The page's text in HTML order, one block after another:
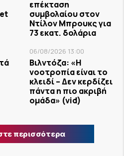
επέκταση
συμβολαίου στον
Ντίλον Μπρουκς για
73 εκατ. δολάρια
06/08/2026 13:00
Βιλντόζα: «Η
νοοτροπία είναι το
κλειδί – Δεν κερδίζει
πάντα η πιο ακριβή
ομάδα» (vid)
περισσότερα